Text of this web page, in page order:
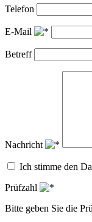
Telefon
E-Mail
Betreff
Nachricht
Ich stimme den
Prüfzahl
Bitte geben Sie die